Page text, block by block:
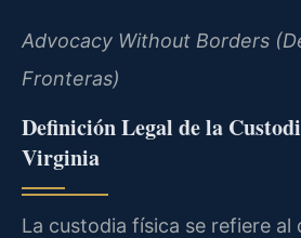
Advocacy Without Borders
Fronteras)
Definición Legal de la
Virginia
La custodia física se refiere al